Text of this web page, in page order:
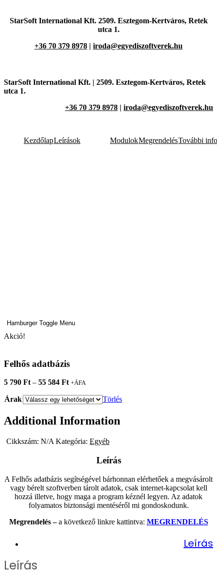
StarSoft International Kft. 2509. Esztegom-Kertváros, Retek
utca 1.
+36 70 379 8978 | iroda@egyediszoftverek.hu
StarSoft International Kft. | 2509. Esztegom-Kertváros, Retek
utca 1.
+36 70 379 8978 | iroda@egyediszoftverek.hu
KezdőlapLeírások ModulokMegrendelésTovábbi
Hamburger Toggle Menu
Akció!
Felhős adatbázis
5 790 Ft – 55 584 FtÁrtartomány:
790 Ft
55
584 Ft
+ÁFA
Árak Törlés
Additional Information
Cikkszám: N/A Kategória: Egyéb
Leírás
A Felhős adatbázis segítségével bárhonnan elérhetőek a megvásárolt
vagy bérelt szoftverben tárolt adatok, csak internet-kapcsolat kell
hozzá illetve, hogy maga a program kéznél legyen. Az adatok
folyamatos biztonsági mentéséről mi gondoskodunk.
Megrendelés –a következő linkre kattintva: MEGRENDELÉS
Leírás
Leírás